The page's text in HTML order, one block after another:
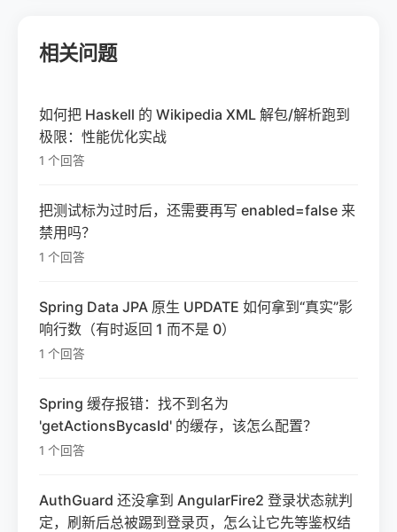
相关问题
如何把 Haskell 的 Wikipedia XML 解包/解析跑到
极限：性能优化实战
1 个回答
把测试标为过时后，还需要再写 enabled=false 来
禁用吗？
1 个回答
Spring Data JPA 原生 UPDATE 如何拿到“真实”影
响行数（有时返回 1 而不是 0）
1 个回答
Spring 缓存报错：找不到名为
'getActionsBycasId' 的缓存，该怎么配置？
1 个回答
AuthGuard 还没拿到 AngularFire2 登录状态就判
定，刷新后总被踢到登录页，怎么让它先等鉴权结